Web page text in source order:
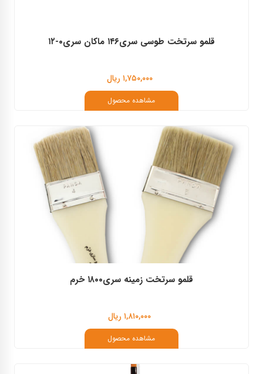
قلمو سرتخت طوسی سری۱۴۶ ماکان سری۰-۱۲
۱,۷۵۰,۰۰۰ ریال
مشاهده محصول
قلمو سرتخت زمینه سری۱۸۰۰ خرم
۱,۸۱۰,۰۰۰ ریال
مشاهده محصول